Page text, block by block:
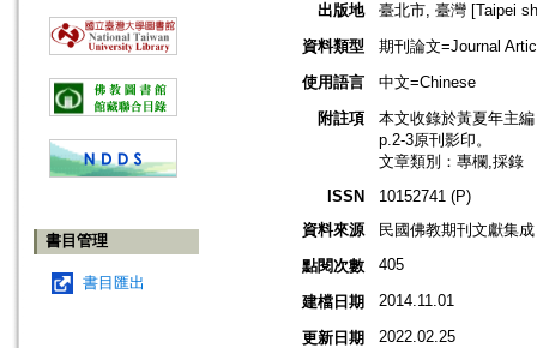
書目管理
書目匯出
出版地
臺北市, 臺灣 [Taipei
資料類型
期刊論文=Journal
使用語言
中文=Chinese
附註項
本文收錄於黃夏年主
p.2-3原刊影印。
文章類別：專欄,採錄
ISSN
10152741 (P)
資料來源
民國佛教期刊文獻集
點閱次數
405
建檔日期 2014.11.01
更新日期 2022.02.25